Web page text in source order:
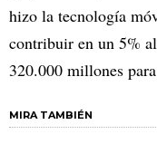
hizo la tecnología
contribuir en un 5%
320.000 millones
MIRA TAMBIÉN